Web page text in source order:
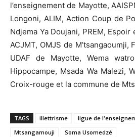
l’enseignement de Mayotte,
Longoni, ALIM, Action Coup de
Ndjema Ya Doujani, PREM,
ACJMT, OMJS de M’tsangaoumji,
UDAF de Mayotte, Wema
Hippocampe, Msada Wa Malezi,
Croix-rouge et la commune de
TAGS illettrisme ligue de
Mtsangamouji
Soma Usomedzé